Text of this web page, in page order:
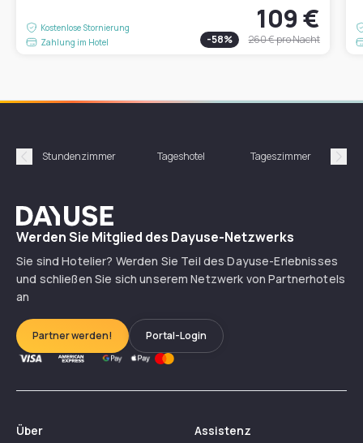
Kostenlose Stornierung
Zahlung im Hotel
109 €
-58% 260 €pro Nacht
Précédent
Stundenzimmer Tageshotel Tageszimmer
Dayuse
Werden Sie Mitglied des Dayuse-Netzwerks
Sie sind Hotelier? Werden Sie Teil des Dayuse-Erlebnisses
und schließen Sie sich unserem Netzwerk von Partnerhotels
an
Partner werden! Portal-Login
Über Assistenz